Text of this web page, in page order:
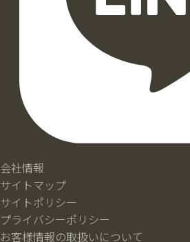
会社情報
サイトマップ
サイトポリシー
プライバシーポリシー
お客様情報の取扱いについて